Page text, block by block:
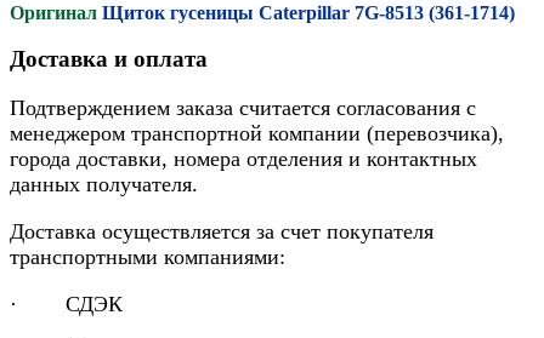
Оригинал Щиток гусеницы Caterpillar 7G-8513 (361-1714)
Доставка и оплата
Подтверждением заказа считается согласования с
менеджером транспортной компании (перевозчика),
города доставки, номера отделения и контактных
данных получателя.
Доставка осуществляется за счет покупателя
транспортными компаниями:
· СДЭК